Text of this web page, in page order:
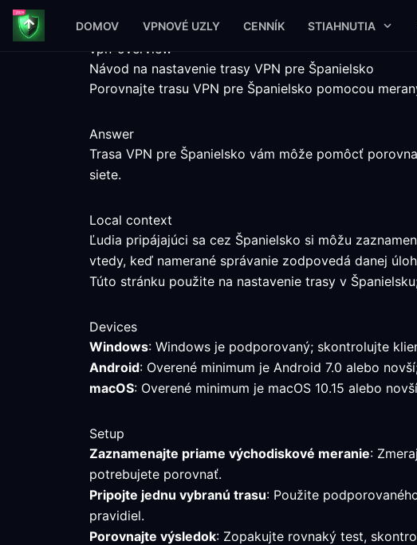
DOMOV VPNOVÉ UZLY CENNÍK STIAHNUTIA
vpn-overview
Návod na nastavenie trasy VPN pre Španielsko
Porovnajte trasu VPN pre Španielsko pomocou
Answer
Trasa VPN pre Španielsko vám môže pomôcť
siete.
Local context
Ľudia pripájajúci sa cez Španielsko si môžu
vtedy, keď namerané správanie zodpovedá danej
Túto stránku použite na nastavenie trasy v
Devices
Windows: Windows je podporovaný; skontrolujte
Android: Overené minimum je Android 7.0 alebo
macOS: Overené minimum je macOS 10.15 alebo
Setup
Zaznamenajte priame východiskové meranie:
potrebujete porovnať.
Pripojte jednu vybranú trasu: Použite
pravidiel.
Porovnajte výsledok: Zopakujte rovnaký test,